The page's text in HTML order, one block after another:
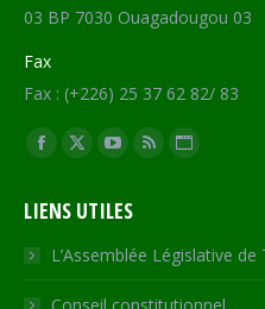
03 BP 7030 Ouagadougou 03
Fax
Fax : (+226) 25 37 62 82/ 83
Trouvez nous sur :
Facebook
opens
in
new
X
opens
in
new
YouTube
opens
in
new
RSS
in
new
Site
opens
in
LIENS UTILES
L’Assemblée Législative de
Conseil constitutionnel